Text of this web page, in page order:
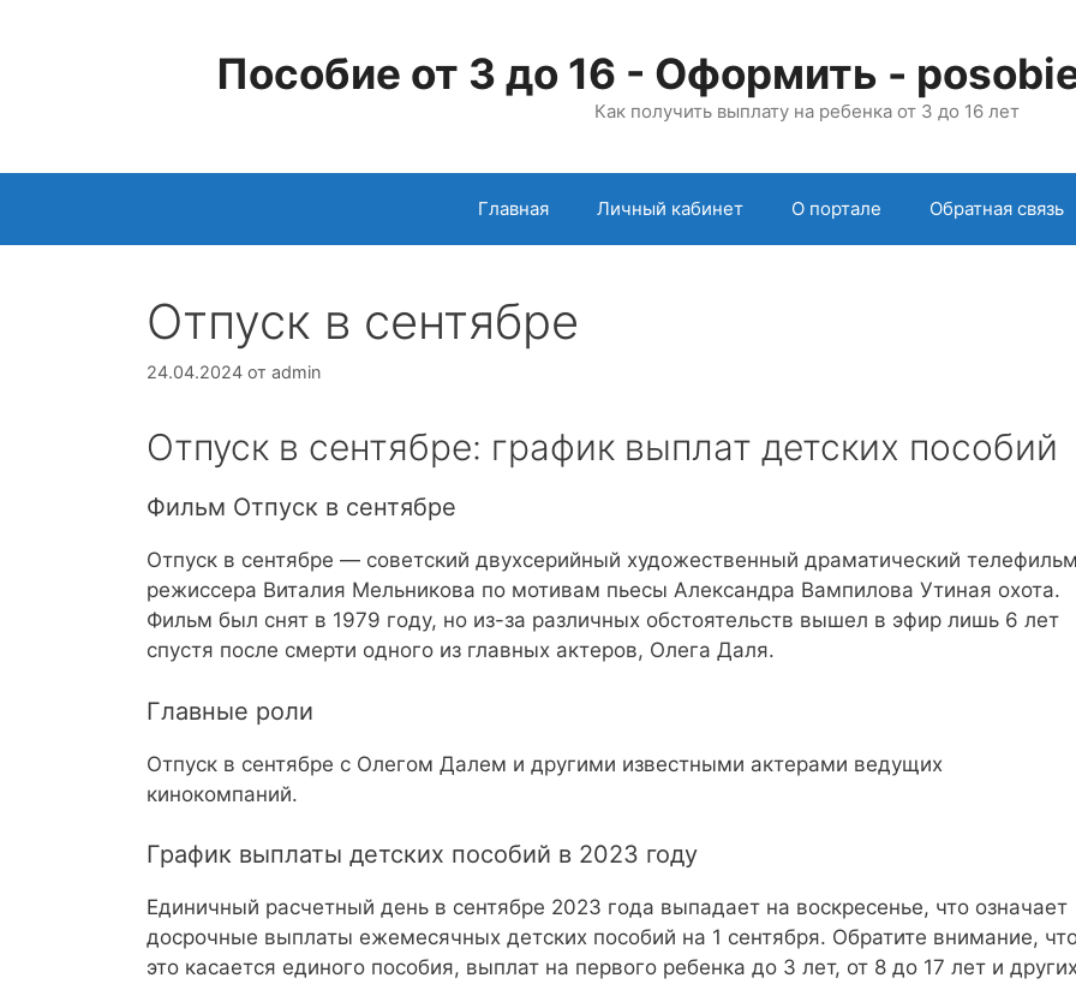
Пособие от 3 до 16 - Оформить -
Как получить выплату на ребенка от 3 до 16 лет
Главная Личный кабинет О портале Обратная связь
Отпуск в сентябре
24.04.2024 от admin
Отпуск в сентябре: график выплат детских пособий
Фильм Отпуск в сентябре
Отпуск в сентябре — советский двухсерийный художественный драматический
режиссера Виталия Мельникова по мотивам пьесы Александра Вампилова Утиная охота.
Фильм был снят в 1979 году, но из-за различных обстоятельств вышел в эфир лишь 6 лет
спустя после смерти одного из главных актеров, Олега Даля.
Главные роли
Отпуск в сентябре с Олегом Далем и другими известными актерами ведущих
кинокомпаний.
График выплаты детских пособий в 2023 году
Единичный расчетный день в сентябре 2023 года выпадает на воскресенье, что означает
досрочные выплаты ежемесячных детских пособий на 1 сентября. Обратите внимание,
это касается единого пособия, выплат на первого ребенка до 3 лет, от 8 до 17 лет и